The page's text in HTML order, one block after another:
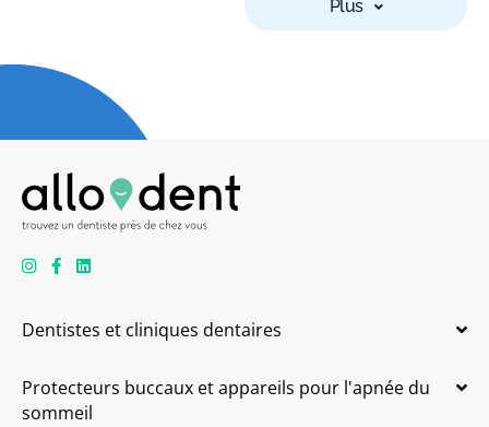
Plus
Dentistes et cliniques dentaires
Protecteurs buccaux et appareils pour l'apnée du
sommeil